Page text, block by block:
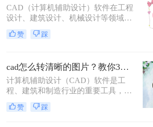
方法。
CAD（计算机辅助设计）软件在工程
设计、建筑设计、机械设计等领域扮
演着至关重要的角色。然而，在需要
将CAD设计成果以图片形式分享给非
常见的需求。JPG格式因其广泛的兼
容性和适中的文件体积，非常适合用
于在线分享和打印。那么cad怎么保存
CAD文件保存为JPG图片的方法。
赞 踩
cad怎么转清晰的图片？教你3个实用方法！
计算机辅助设计（CAD）软件是工
程、建筑和制造行业的重要工具，用
于创建精确的二维和三维模型。然
而，在某些情况下，需要将CAD图纸
赞 踩